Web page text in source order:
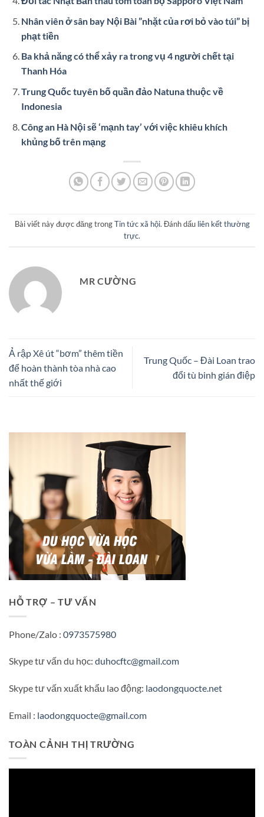
Nhân viên ở sân bay Nội Bài ”nhặt của rơi bỏ vào túi” bị
phạt tiền
Ba khả năng có thể xảy ra trong vụ 4 người chết tại
Thanh Hóa
Trung Quốc tuyên bố quần đảo Natuna thuộc về
Indonesia
Công an Hà Nội sẽ ‘mạnh tay’ với việc khiêu khích
khủng bố trên mạng
Bài viết này được đăng trongTin tức xã hội. Đánh dấu liên kết thường
trực.
MR CƯỜNG
Ả rập Xê út “bơm” thêm tiền
để hoàn thành tòa nhà cao
nhất thế giới
Trung Quốc – Đài Loan trao
đổi tù binh gián điệp
HỖ TRỢ – TƯ VẤN
Phone/Zalo : 0973575980
Skype tư vấn du học: duhocftc@gmail.com
Skype tư vấn xuất khẩu lao động: laodongquocte.net
Email : laodongquocte@gmail.com
TOÀN CẢNH THỊ TRƯỜNG